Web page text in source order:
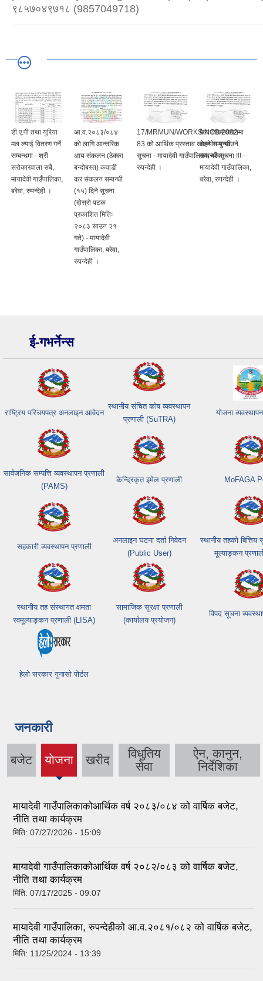
९८५७०४९७१८ (9857049718)
डी.ए.पी तथा युरिया
मल ल्याई वितरण गर्ने
सम्बन्धमा - श्री
सरोकारवाला सबै,
मायादेवी गाउँपालिका,
बरेवा, रुपन्देही ।
आ.व.२०८३/०८४
को लागि आन्तरिक
आय संकलन (ठेक्का
बन्दोबस्त) कवाडी
कर संकलन सम्वन्धी
(१५) दिने सूचना
(दोस्रो पटक
प्रकाशित मितिः
२०८३ साउन २१
गते) - मायादेवी
गाउँपालिका, बरेवा,
रुपन्देही ।
17/MRMUN/WORKS/NCB/2082-
83 को आर्थिक प्रस्ताव खोल्ने सम्बन्धी
सूचना - मायादेवी गाउँपालिका, बरेवा-
रुपन्देही ।
मेला व्यवस्थापनमा
सहयोग पुऱ्याउने
सम्बन्धी सूचना !!! -
मायादेवी गाउँपालिका,
बरेवा, रुपन्देही ।
ई-गभर्नेन्स
राष्ट्रिय परिचयपत्र अनलाइन आवेदन
स्थानीय संचित कोष व्यवस्थापन
प्रणाली (SuTRA)
योजना
सार्वजनिक सम्पत्ति व्यवस्थापन प्रणाली
(PAMS)
केन्द्रिकृत इमेल प्रणाली MoFAGA
सहकारी व्यवस्थापन प्रणाली
अनलाइन घटना दर्ता निवेदन
(Public User)
स्थानीय तहको
मूल्याङ्कन
स्थानीय तह संस्थागत क्षमता
स्वमूल्याङ्कन प्रणाली (LISA)
सामाजिक सुरक्षा प्रणाली
(कार्यालय प्रयोजन)
विपद सूचना
हेलो सरकार गुनासो पोर्टल
जनकारी
बजेट याेजना
(active
tab)
खरीद
विधुतिय
सेवा
ऐन, कानुन,
निर्देशिका
मायादेवी गाउँपालिकाकोआर्थिक वर्ष २०८३/०८४ को वार्षिक बजेट,
नीति तथा कार्यक्रम
मिति: 07/27/2026 - 15:09
मायादेवी गाउँपालिकाकोआर्थिक वर्ष २०८२/०८३ को वार्षिक बजेट,
नीति तथा कार्यक्रम
मिति: 07/17/2025 - 09:07
मायादेवी गाउँपालिका, रुपन्देहीको आ.व.२०८१/०८२ को वार्षिक बजेट,
नीति तथा कार्यक्रम
मिति: 11/25/2024 - 13:39